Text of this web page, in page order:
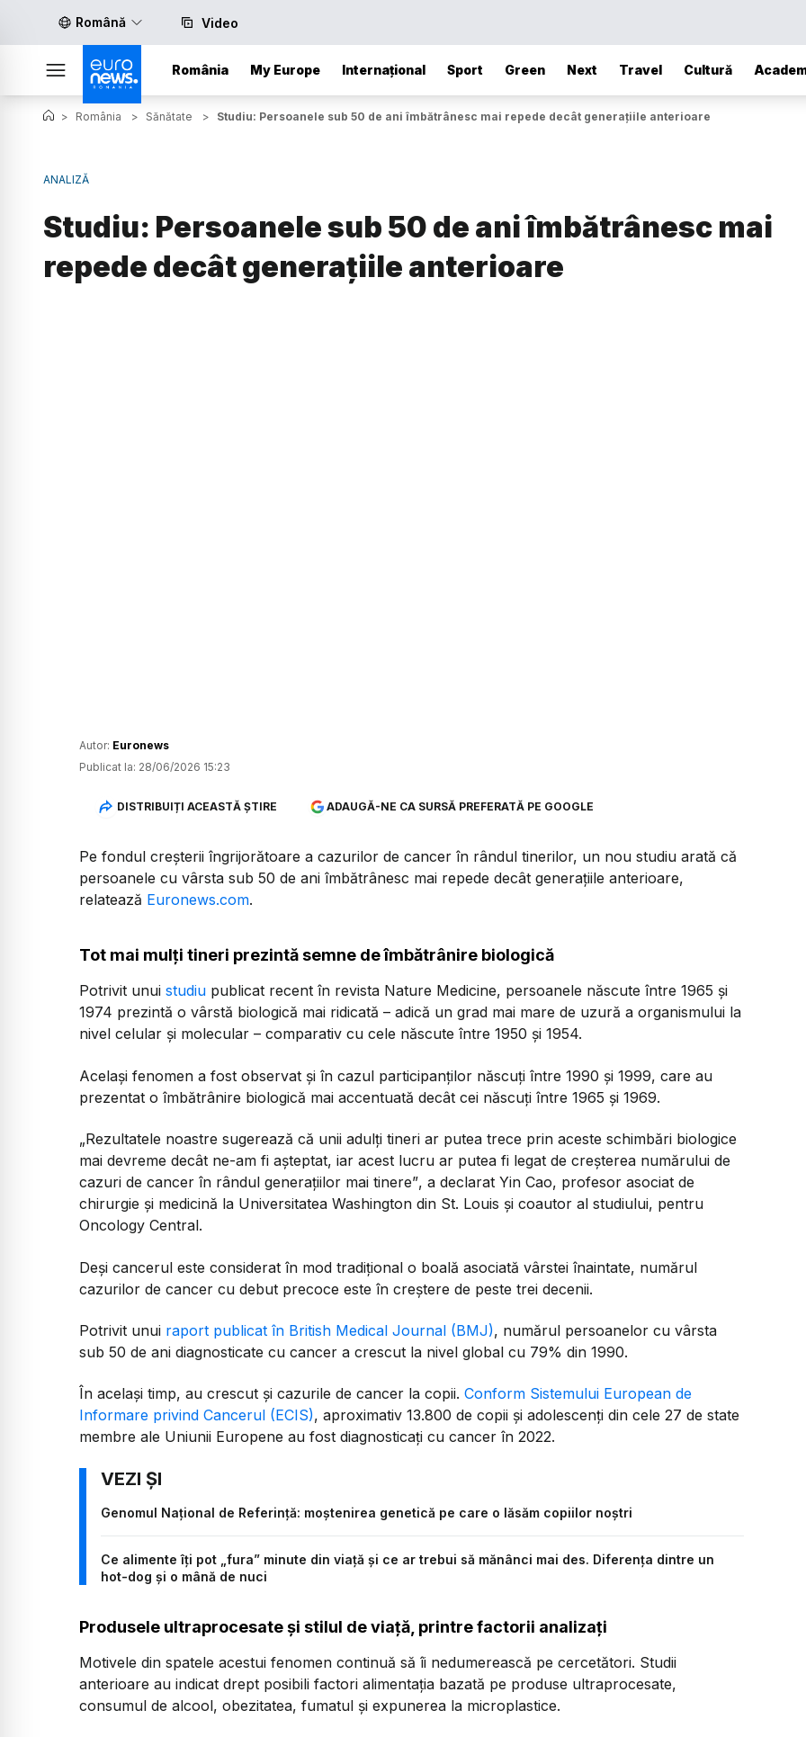
Română Video
România My Europe Internațional Sport Green Next Travel Cultură
> România > Sănătate > Studiu: Persoanele sub 50 de ani îmbătrânesc mai repede decât generațiile anterioare
ANALIZĂ
Studiu: Persoanele sub 50 de ani îmbătrânesc mai
repede decât generațiile anterioare
Autor: Euronews
Publicat la: 28/06/2026 15:23
DISTRIBUIȚI ACEASTĂ ȘTIRE ADAUGĂ-NE CA SURSĂ PREFERATĂ PE GOOGLE
Pe fondul creșterii îngrijorătoare a cazurilor de cancer în rândul tinerilor, un nou studiu arată că
persoanele cu vârsta sub 50 de ani îmbătrânesc mai repede decât generațiile anterioare,
relatează Euronews.com.
Tot mai mulți tineri prezintă semne de îmbătrânire biologică
Potrivit unui studiu publicat recent în revista Nature Medicine, persoanele născute între 1965 și
1974 prezintă o vârstă biologică mai ridicată – adică un grad mai mare de uzură a organismului la
nivel celular și molecular – comparativ cu cele născute între 1950 și 1954.
Același fenomen a fost observat și în cazul participanților născuți între 1990 și 1999, care au
prezentat o îmbătrânire biologică mai accentuată decât cei născuți între 1965 și 1969.
„Rezultatele noastre sugerează că unii adulți tineri ar putea trece prin aceste schimbări biologice
mai devreme decât ne-am fi așteptat, iar acest lucru ar putea fi legat de creșterea numărului de
cazuri de cancer în rândul generațiilor mai tinere”, a declarat Yin Cao, profesor asociat de
chirurgie și medicină la Universitatea Washington din St. Louis și coautor al studiului, pentru
Oncology Central.
Deși cancerul este considerat în mod tradițional o boală asociată vârstei înaintate, numărul
cazurilor de cancer cu debut precoce este în creștere de peste trei decenii.
Potrivit unui raport publicat în British Medical Journal (BMJ), numărul persoanelor cu vârsta
sub 50 de ani diagnosticate cu cancer a crescut la nivel global cu 79% din 1990.
În același timp, au crescut și cazurile de cancer la copii. Conform Sistemului European de
Informare privind Cancerul (ECIS), aproximativ 13.800 de copii și adolescenți din cele 27 de state
membre ale Uniunii Europene au fost diagnosticați cu cancer în 2022.
Genomul Național de Referință: moștenirea genetică pe care o lăsăm copiilor noștri
Ce alimente îți pot „fura” minute din viață și ce ar trebui să mănânci mai des. Diferența dintre un
hot-dog și o mână de nuci
Produsele ultraprocesate și stilul de viață, printre factorii analizați
Motivele din spatele acestui fenomen continuă să îi nedumerească pe cercetători. Studii
anterioare au indicat drept posibili factori alimentația bazată pe produse ultraprocesate,
consumul de alcool, obezitatea, fumatul și expunerea la microplastice.